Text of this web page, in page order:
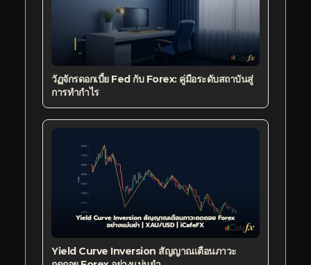
วัฏจักรดอกเบี้ย Fed กับ Forex: คู่มือระดับสถาบันสู่
การทำกำไร
Yield Curve Inversion สัญญาณเตือนภาวะ